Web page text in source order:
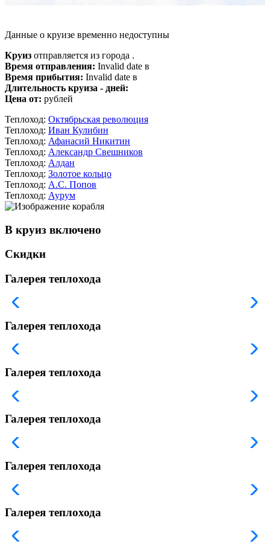
Данные о круизе временно недоступны
Круиз отправляется из города .
Время отправления: Invalid date в
Время прибытия: Invalid date в
Длительность круиза - дней:
Цена от: рублей
Теплоход: Октябрьская революция
Теплоход: Иван Кулибин
Теплоход: Афанасий Никитин
Теплоход: Александр Свешников
Теплоход: Алдан
Теплоход: Золотое кольцо
Теплоход: А.С. Попов
Теплоход: Аурум
В круиз включено
Скидки
Галерея теплохода
Галерея теплохода
Галерея теплохода
Галерея теплохода
Галерея теплохода
Галерея теплохода